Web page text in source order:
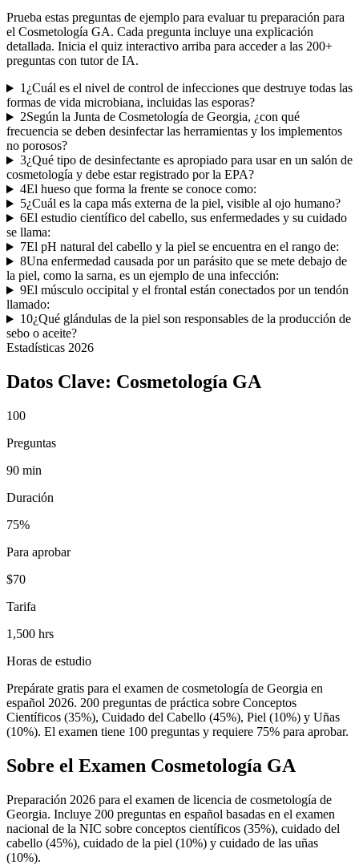
Prueba estas preguntas de ejemplo para evaluar tu preparación para
el Cosmetología GA. Cada pregunta incluye una explicación
detallada. Inicia el quiz interactivo arriba para acceder a las 200+
preguntas con tutor de IA.
1 ¿Cuál es el nivel de control de infecciones que destruye todas las
formas de vida microbiana, incluidas las esporas?
2Según la Junta de Cosmetología de Georgia, ¿con qué
frecuencia se deben desinfectar las herramientas y los implementos
no porosos?
3¿Qué tipo de desinfectante es apropiado para usar en un salón de
cosmetología y debe estar registrado por la EPA?
4El hueso que forma la frente se conoce como:
5¿Cuál es la capa más externa de la piel, visible al ojo humano?
6El estudio científico del cabello, sus enfermedades y su cuidado
se llama:
7El pH natural del cabello y la piel se encuentra en el rango de:
8Una enfermedad causada por un parásito que se mete debajo de
la piel, como la sarna, es un ejemplo de una infección:
9El músculo occipital y el frontal están conectados por un tendón
llamado:
10¿Qué glándulas de la piel son responsables de la producción de
sebo o aceite?
Estadísticas 2026
Datos Clave: Cosmetología GA
100
Preguntas
90 min
Duración
75%
Para aprobar
$70
Tarifa
1,500 hrs
Horas de estudio
Prepárate gratis para el examen de cosmetología de Georgia en
español 2026. 200 preguntas de práctica sobre Conceptos
Científicos (35%), Cuidado del Cabello (45%), Piel (10%) y Uñas
(10%). El examen tiene 100 preguntas y requiere 75% para aprobar.
Sobre el Examen Cosmetología GA
Preparación 2026 para el examen de licencia de cosmetología de
Georgia. Incluye 200 preguntas en español basadas en el examen
nacional de la NIC sobre conceptos científicos (35%), cuidado del
cabello (45%), cuidado de la piel (10%) y cuidado de las uñas
(10%).